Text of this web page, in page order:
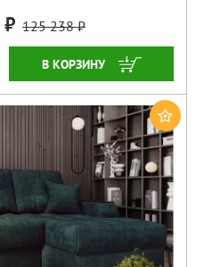
125 238
ЗАКАЗАТЬ